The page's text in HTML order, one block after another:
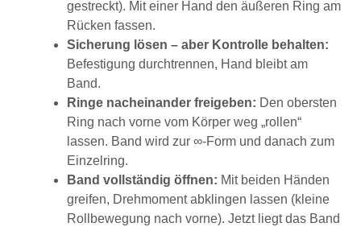
gestreckt). Mit einer Hand den äußeren Ring am
Rücken fassen.
Sicherung lösen – aber Kontrolle behalten:
Befestigung durchtrennen, Hand bleibt am
Band.
Ringe nacheinander freigeben: Den obersten
Ring nach vorne vom Körper weg „rollen“
lassen. Band wird zur ∞-Form und danach zum
Einzelring.
Band vollständig öffnen: Mit beiden Händen
greifen, Drehmoment abklingen lassen (kleine
Rollbewegung nach vorne). Jetzt liegt das Band